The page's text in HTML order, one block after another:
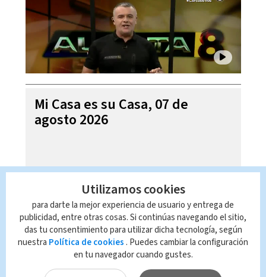
Mi Casa es su Casa, 07 de
agosto 2026
Utilizamos cookies
para darte la mejor experiencia de usuario y entrega de
publicidad, entre otras cosas. Si continúas navegando el sitio,
das tu consentimiento para utilizar dicha tecnología, según
nuestra Política de cookies . Puedes cambiar la configuración
en tu navegador cuando gustes.